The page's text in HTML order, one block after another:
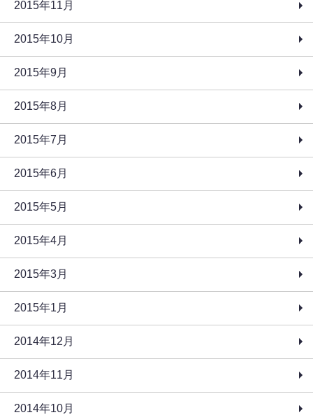
2015年11月
2015年10月
2015年9月
2015年8月
2015年7月
2015年6月
2015年5月
2015年4月
2015年3月
2015年1月
2014年12月
2014年11月
2014年10月